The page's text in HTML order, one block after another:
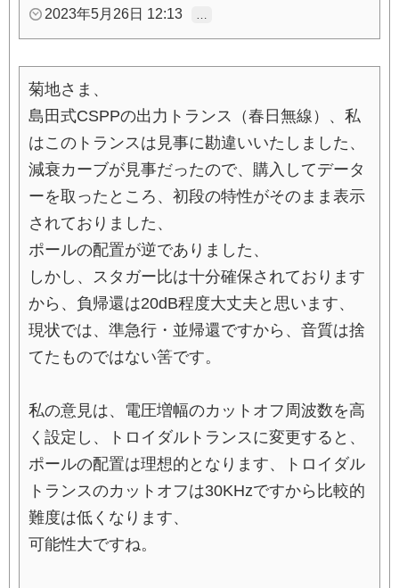
2023年5月26日 12:13
菊地さま、
島田式CSPPの出力トランス（春日無線）、私
はこのトランスは見事に勘違いいたしました、
減衰カーブが見事だったので、購入してデータ
ーを取ったところ、初段の特性がそのまま表示
されておりました、
ポールの配置が逆でありました、
しかし、スタガー比は十分確保されております
から、負帰還は20dB程度大丈夫と思います、
現状では、準急行・並帰還ですから、音質は捨
てたものではない筈です。
私の意見は、電圧増幅のカットオフ周波数を高
く設定し、トロイダルトランスに変更すると、
ポールの配置は理想的となります、トロイダル
トランスのカットオフは30KHzですから比較的
難度は低くなります、
可能性大ですね。